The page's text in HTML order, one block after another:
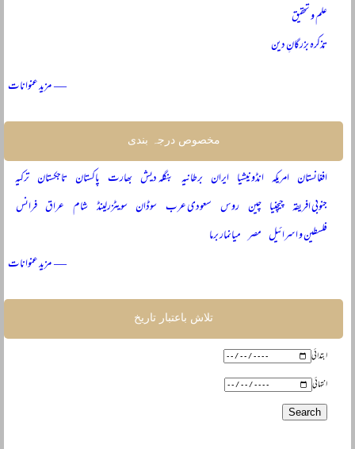
علم و تحقیق
تذکرہ بزرگانِ دین
— مزید عنوانات
مخصوص درجہ بندی
افغانستان امریکہ انڈونیشیا ایران برطانیہ بنگلہ دیش بھارت پاکستان تاجکستان ترکیہ
جنوبی افریقہ چیچنیا چین روس سعودی عرب سوڈان سویٹزرلینڈ شام عراق فرانس
فلسطین و اسرائیل مصر میانمار برما
— مزید عنوانات
تلاش باعتبار تاریخ
ابتدائی
انتہائی